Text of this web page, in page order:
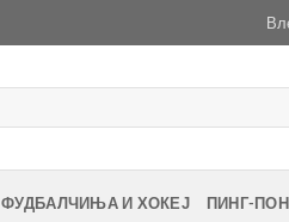
ФУДБАЛЧИЊА И ХОКЕЈ ПИНГ-